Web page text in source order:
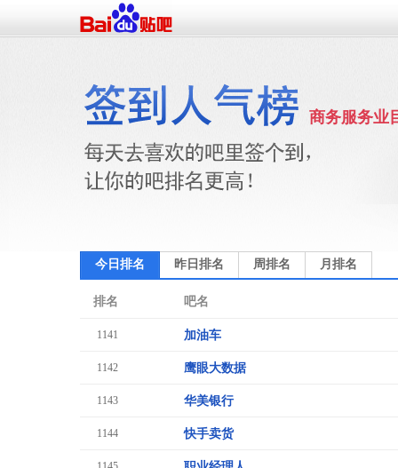
商务服务业
今日排名 昨日排名 周排名 月排名
排名 吧名
1141 加油车
1142 鹰眼大数据
1143 华美银行
1144 快手卖货